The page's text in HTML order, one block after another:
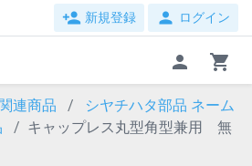
person_add 新規登録 person ログイン
person shopping_cart
連商品 シヤチハタ部品 ネーム
キャップレス丸型角型兼用 無